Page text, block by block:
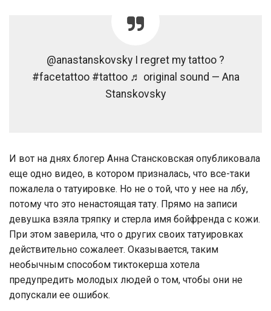
@anastanskovsky I regret my tattoo ?
#facetattoo #tattoo ♬ original sound — Ana
Stanskovsky
И вот на днях блогер Анна Стансковская опубликовала
еще одно видео, в котором призналась, что все-таки
пожалела о татуировке. Но не о той, что у нее на лбу,
потому что это ненастоящая тату. Прямо на записи
девушка взяла тряпку и стерла имя бойфренда с кожи.
При этом заверила, что о других своих татуировках
действительно сожалеет. Оказывается, таким
необычным способом тиктокерша хотела
предупредить молодых людей о том, чтобы они не
допускали ее ошибок.